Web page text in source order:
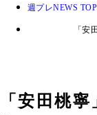
週プレNEWS TOP
「安
「安田桃寧